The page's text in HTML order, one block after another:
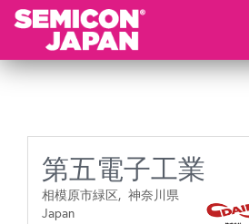
第五電子工業
相模原市緑区, 神奈川県
Japan